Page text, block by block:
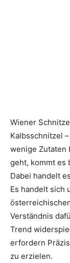
Wiener
Kalbsschnitzel
wenige Zutaten
geht, kommt es
Dabei handelt
Es handelt sich
Verständnis
Trend
erfordern
zu erzielen.